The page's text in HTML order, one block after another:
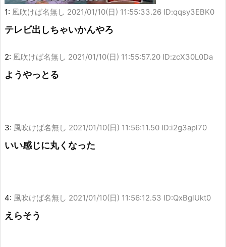
1: 風吹けば名無し 2021/01/10(日) 11:55:33.26 ID:qqsy3EBK0
テレビ出しちゃいかんやろ
2: 風吹けば名無し 2021/01/10(日) 11:55:57.20 ID:zcX30L0Da
ようやっとる
3: 風吹けば名無し 2021/01/10(日) 11:56:11.50 ID:i2g3apl70
いい感じに丸くなった
4: 風吹けば名無し 2021/01/10(日) 11:56:12.53 ID:QxBglUkt0
えらそう